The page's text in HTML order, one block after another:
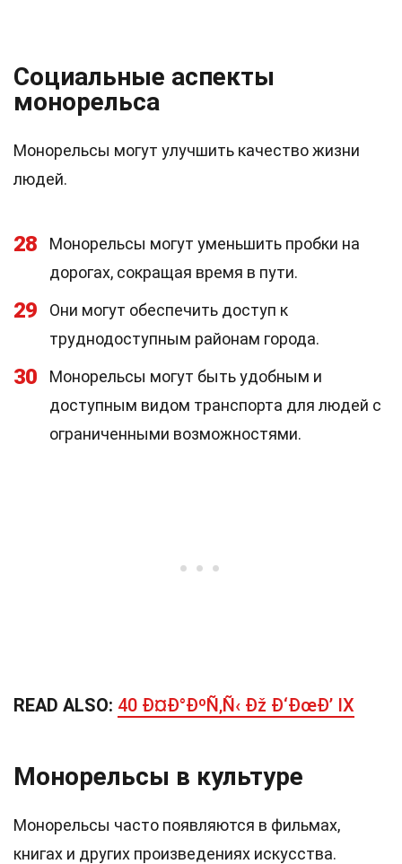
Социальные аспекты
монорельса
Монорельсы могут улучшить качество жизни
людей.
28
Монорельсы могут уменьшить пробки на
дорогах, сокращая время в пути.
29
Они могут обеспечить доступ к
труднодоступным районам города.
30
Монорельсы могут быть удобным и
доступным видом транспорта для людей с
ограниченными возможностями.
READ ALSO: 40 Ð¤Ð°ÐºÑ‚Ñ‹ Ðž Ð‘ÐœÐ’ IX
Монорельсы в культуре
Монорельсы часто появляются в фильмах,
книгах и других произведениях искусства.